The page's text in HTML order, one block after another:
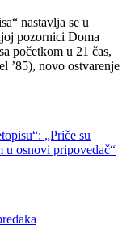
nastavlja se u
pozornici Doma
početkom u 21 čas,
’85), novo ostvarenje
„Priče su
u osnovi pripovedač“